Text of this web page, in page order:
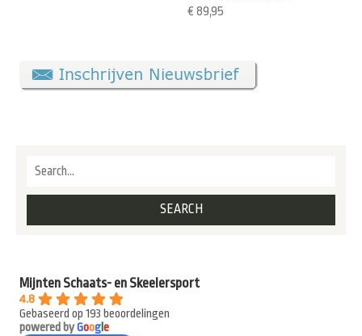
€ 89,95
Mijnten Schaats- en Skeelersport
4.8
Gebaseerd op 193 beoordelingen
powered byGooge